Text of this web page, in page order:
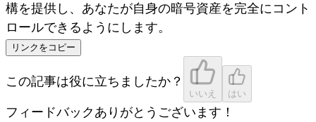
構を提供し、あなたが自身の暗号資産を完全にコント
ロールできるようにします。
リンクをコピー
この記事は役に立ちましたか？
いいえ はい
フィードバックありがとうございます！